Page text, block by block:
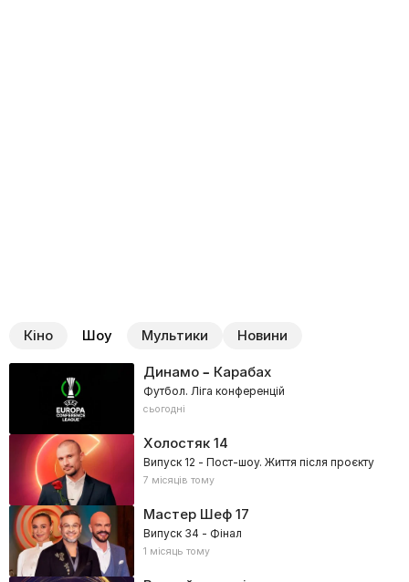
Кіно Шоу Мультики Новини
Динамо – Карабах
Футбол. Ліга конференцій
сьогодні
Холостяк14
Випуск 12 - Пост-шоу. Життя після проєкту
7 місяців тому
Мастер Шеф17
Випуск 34 - Фінал
1 місяць тому